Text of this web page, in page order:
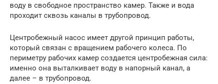
воду в свободное пространство камер. Также и вода
проходит сквозь каналы в трубопровод.
Центробежный насос имеет другой принцип работы,
который связан с вращением рабочего колеса. По
периметру рабочих камер создается центробежная сила:
именно она выталкивает воду в напорный канал, а
далее – в трубопровод.